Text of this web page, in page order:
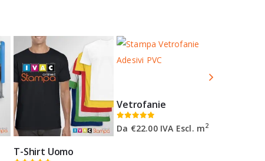
T-Shirt Uomo
Vetrofanie
0 Su 5
Da €22.00IVA Escl. m2